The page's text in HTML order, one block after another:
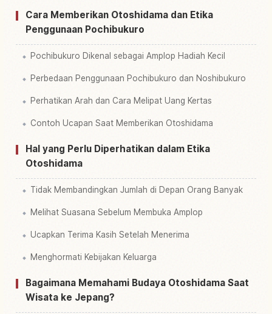
Cara Memberikan Otoshidama dan Etika
Penggunaan Pochibukuro
Pochibukuro Dikenal sebagai Amplop Hadiah Kecil
Perbedaan Penggunaan Pochibukuro dan Noshibukuro
Perhatikan Arah dan Cara Melipat Uang Kertas
Contoh Ucapan Saat Memberikan Otoshidama
Hal yang Perlu Diperhatikan dalam Etika
Otoshidama
Tidak Membandingkan Jumlah di Depan Orang Banyak
Melihat Suasana Sebelum Membuka Amplop
Ucapkan Terima Kasih Setelah Menerima
Menghormati Kebijakan Keluarga
Bagaimana Memahami Budaya Otoshidama Saat
Wisata ke Jepang?